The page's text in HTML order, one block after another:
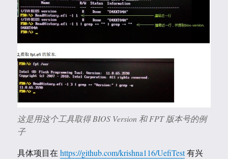
这是用这个工具取得 BIOS Version 和 FPT 版本号的例
子
具体项目在https://github.com/krishna116/UefiTest有兴